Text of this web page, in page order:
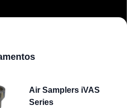
Air Samplers iVAS
Series